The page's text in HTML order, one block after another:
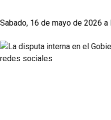
Sabado, 16 de mayo de 2026 a